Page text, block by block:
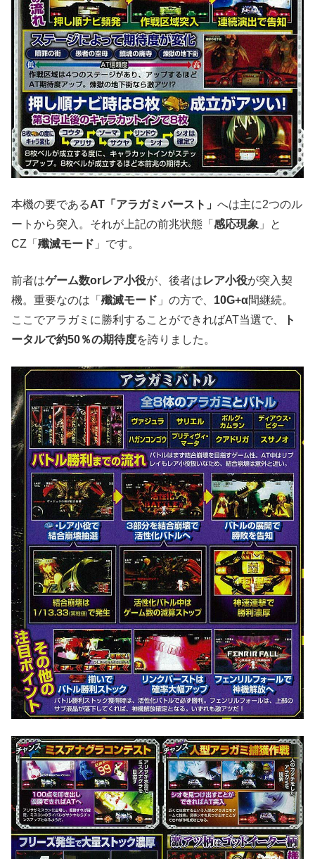
本機の要であるAT「アラガミバースト」 へは主に2つのル
ートから突入。それが上記の前兆状態「 感応現象 」と
CZ「 殲滅モード 」です。
前者はゲーム数orレア小役が、後者はレア小役が突入契
機。重要なのは「 殲滅モード 」の方で、 10G+α間継続。
ここでアラガミに勝利することができればAT当選で、
ト
ータルで約50％の期待度を誇りました。